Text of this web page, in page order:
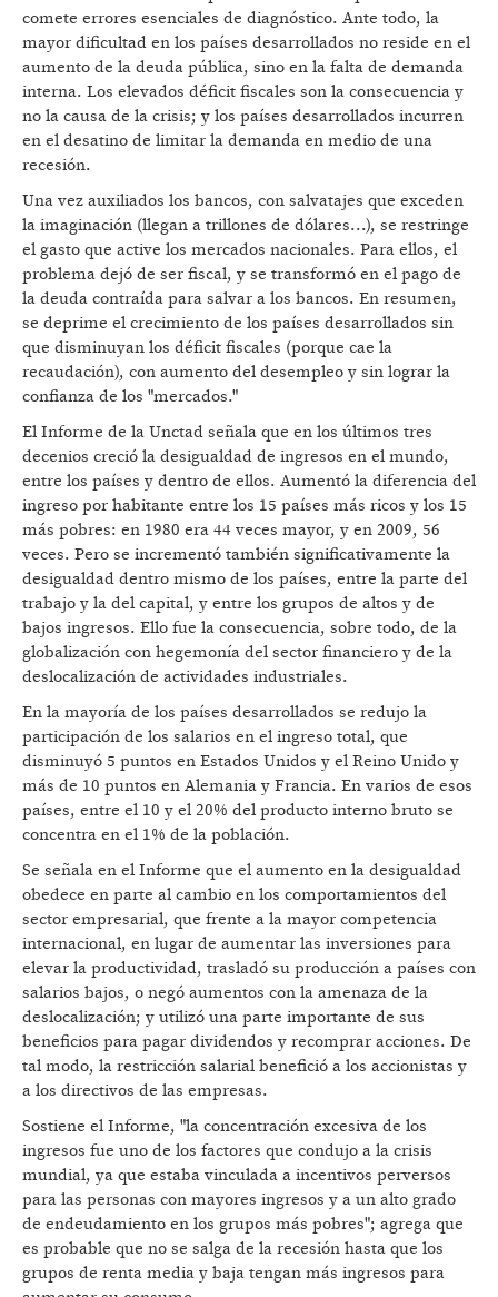
comete errores esenciales de diagnóstico. Ante todo, la
mayor dificultad en los países desarrollados no reside en el
aumento de la deuda pública, sino en la falta de demanda
interna. Los elevados déficit fiscales son la consecuencia y
no la causa de la crisis; y los países desarrollados incurren
en el desatino de limitar la demanda en medio de una
recesión.
Una vez auxiliados los bancos, con salvatajes que exceden
la imaginación (llegan a trillones de dólares...), se restringe
el gasto que active los mercados nacionales. Para ellos, el
problema dejó de ser fiscal, y se transformó en el pago de
la deuda contraída para salvar a los bancos. En resumen,
se deprime el crecimiento de los países desarrollados sin
que disminuyan los déficit fiscales (porque cae la
recaudación), con aumento del desempleo y sin lograr la
confianza de los "mercados."
El Informe de la Unctad señala que en los últimos tres
decenios creció la desigualdad de ingresos en el mundo,
entre los países y dentro de ellos. Aumentó la diferencia del
ingreso por habitante entre los 15 países más ricos y los 15
más pobres: en 1980 era 44 veces mayor, y en 2009, 56
veces. Pero se incrementó también significativamente la
desigualdad dentro mismo de los países, entre la parte del
trabajo y la del capital, y entre los grupos de altos y de
bajos ingresos. Ello fue la consecuencia, sobre todo, de la
globalización con hegemonía del sector financiero y de la
deslocalización de actividades industriales.
En la mayoría de los países desarrollados se redujo la
participación de los salarios en el ingreso total, que
disminuyó 5 puntos en Estados Unidos y el Reino Unido y
más de 10 puntos en Alemania y Francia. En varios de esos
países, entre el 10 y el 20% del producto interno bruto se
concentra en el 1% de la población.
Se señala en el Informe que el aumento en la desigualdad
obedece en parte al cambio en los comportamientos del
sector empresarial, que frente a la mayor competencia
internacional, en lugar de aumentar las inversiones para
elevar la productividad, trasladó su producción a países con
salarios bajos, o negó aumentos con la amenaza de la
deslocalización; y utilizó una parte importante de sus
beneficios para pagar dividendos y recomprar acciones. De
tal modo, la restricción salarial benefició a los accionistas y
a los directivos de las empresas.
Sostiene el Informe, "la concentración excesiva de los
ingresos fue uno de los factores que condujo a la crisis
mundial, ya que estaba vinculada a incentivos perversos
para las personas con mayores ingresos y a un alto grado
de endeudamiento en los grupos más pobres"; agrega que
es probable que no se salga de la recesión hasta que los
grupos de renta media y baja tengan más ingresos para